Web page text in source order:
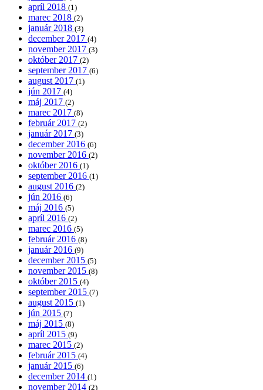
apríl 2018 (1)
marec 2018 (2)
január 2018 (3)
december 2017 (4)
november 2017 (3)
október 2017 (2)
september 2017 (6)
august 2017 (1)
jún 2017 (4)
máj 2017 (2)
marec 2017 (8)
február 2017 (2)
január 2017 (3)
december 2016 (6)
november 2016 (2)
október 2016 (1)
september 2016 (1)
august 2016 (2)
jún 2016 (6)
máj 2016 (5)
apríl 2016 (2)
marec 2016 (5)
február 2016 (8)
január 2016 (9)
december 2015 (5)
november 2015 (8)
október 2015 (4)
september 2015 (7)
august 2015 (1)
jún 2015 (7)
máj 2015 (8)
apríl 2015 (9)
marec 2015 (2)
február 2015 (4)
január 2015 (6)
december 2014 (1)
november 2014 (2)